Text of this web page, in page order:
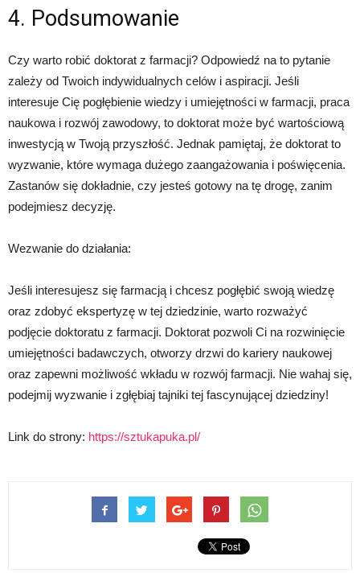
4. Podsumowanie
Czy warto robić doktorat z farmacji? Odpowiedź na to pytanie
zależy od Twoich indywidualnych celów i aspiracji. Jeśli
interesuje Cię pogłębienie wiedzy i umiejętności w farmacji, praca
naukowa i rozwój zawodowy, to doktorat może być wartościową
inwestycją w Twoją przyszłość. Jednak pamiętaj, że doktorat to
wyzwanie, które wymaga dużego zaangażowania i poświęcenia.
Zastanów się dokładnie, czy jesteś gotowy na tę drogę, zanim
podejmiesz decyzję.
Wezwanie do działania:
Jeśli interesujesz się farmacją i chcesz pogłębić swoją wiedzę
oraz zdobyć ekspertyzę w tej dziedzinie, warto rozważyć
podjęcie doktoratu z farmacji. Doktorat pozwoli Ci na rozwinięcie
umiejętności badawczych, otworzy drzwi do kariery naukowej
oraz zapewni możliwość wkładu w rozwój farmacji. Nie wahaj się,
podejmij wyzwanie i zgłębiaj tajniki tej fascynującej dziedziny!
Link do strony: https://sztukapuka.pl/